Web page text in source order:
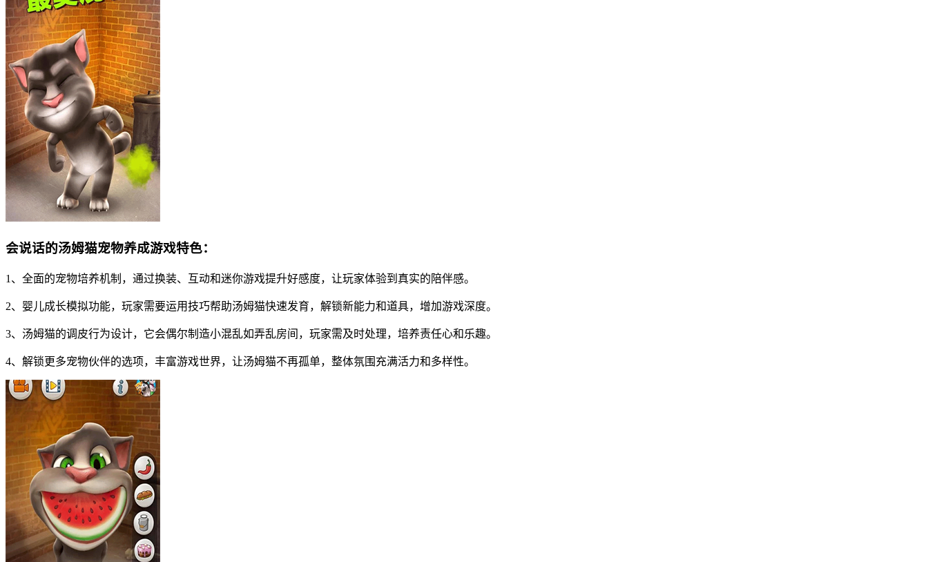
会说话的汤姆猫宠物养成游戏特色：
1、全面的宠物培养机制，通过换装、互动和迷你游戏提升好感度，让玩家体验到真实的陪伴感。
2、婴儿成长模拟功能，玩家需要运用技巧帮助汤姆猫快速发育，解锁新能力和道具，增加游戏深度。
3、汤姆猫的调皮行为设计，它会偶尔制造小混乱如弄乱房间，玩家需及时处理，培养责任心和乐趣。
4、解锁更多宠物伙伴的选项，丰富游戏世界，让汤姆猫不再孤单，整体氛围充满活力和多样性。